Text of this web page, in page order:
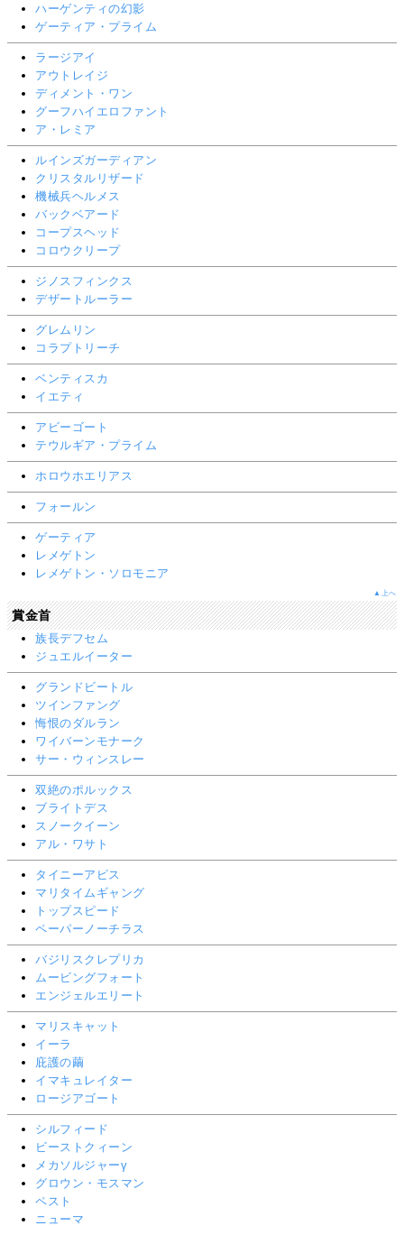
ハーゲンティの幻影
ゲーティア・プライム
ラージアイ
アウトレイジ
ディメント・ワン
グーフハイエロファント
ア・レミア
ルインズガーディアン
クリスタルリザード
機械兵ヘルメス
バックベアード
コープスヘッド
コロウクリープ
ジノスフィンクス
デザートルーラー
グレムリン
コラプトリーチ
ベンティスカ
イエティ
アビーゴート
テウルギア・プライム
ホロウホエリアス
フォールン
ゲーティア
レメゲトン
レメゲトン・ソロモニア
▲上へ
賞金首
族長デフセム
ジュエルイーター
グランドビートル
ツインファング
悔恨のダルラン
ワイバーンモナーク
サー・ウィンスレー
双絶のポルックス
ブライトデス
スノークイーン
アル・ワサト
タイニーアピス
マリタイムギャング
トップスピード
ペーパーノーチラス
バジリスクレプリカ
ムービングフォート
エンジェルエリート
マリスキャット
イーラ
庇護の繭
イマキュレイター
ロージアゴート
シルフィード
ビーストクィーン
メカソルジャーγ
グロウン・モスマン
ペスト
ニューマ